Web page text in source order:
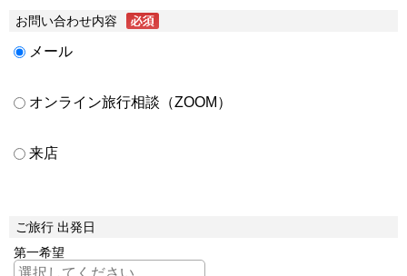
お問い合わせ内容
メール
オンライン旅行相談（ZOOM）
来店
ご旅行 出発日
第一希望